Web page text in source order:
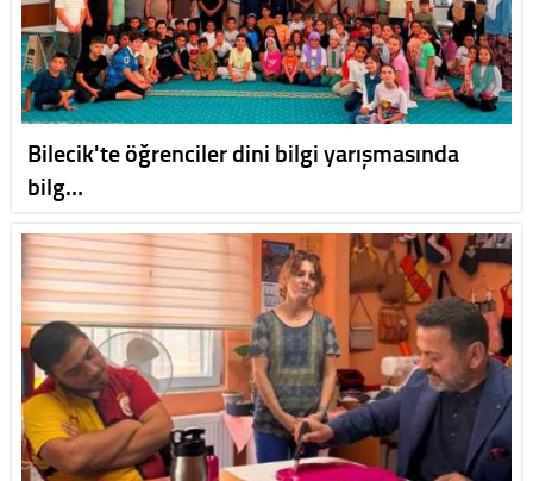
Bilecik'te öğrenciler dini bilgi yarışmasında
bilg…